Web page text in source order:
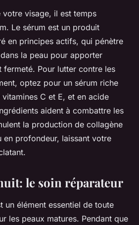
visage, il est temps
. Le sérum est un produit
en principes actifs, qui pénètre
la peau pour apporter
fermeté. Pour lutter contre les
, optez pour un sérum riche
C et E, et en acide
aident à combattre les
la production de collagène
en profondeur, laissant votre
le soin réparateur
un élément essentiel de toute
les peaux matures. Pendant que